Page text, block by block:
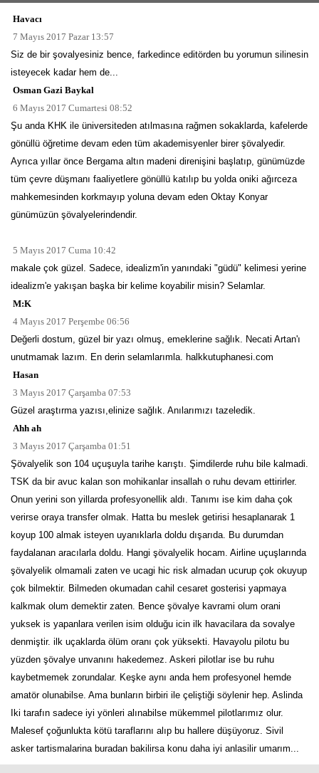
Havacı
7 Mayıs 2017 Pazar 13:57
Siz de bir şovalyesiniz bence, farkedince editörden bu yorumun silinesin
isteyecek kadar hem de...
Osman Gazi Baykal
6 Mayıs 2017 Cumartesi 08:52
Şu anda KHK ile üniversiteden atılmasına rağmen sokaklarda, kafelerde
gönüllü öğretime devam eden tüm akademisyenler birer şövalyedir.
Ayrıca yıllar önce Bergama altın madeni direnişini başlatıp, günümüzde
tüm çevre düşmanı faaliyetlere gönüllü katılıp bu yolda oniki ağırceza
mahkemesinden korkmayıp yoluna devam eden Oktay Konyar
günümüzün şövalyelerindendir.
5 Mayıs 2017 Cuma 10:42
makale çok güzel. Sadece, idealizm'in yanındaki "güdü" kelimesi yerine
idealizm'e yakışan başka bir kelime koyabilir misin? Selamlar.
M:K
4 Mayıs 2017 Perşembe 06:56
Değerli dostum, güzel bir yazı olmuş, emeklerine sağlık. Necati Artan'ı
unutmamak lazım. En derin selamlarımla. halkkutuphanesi.com
Hasan
3 Mayıs 2017 Çarşamba 07:53
Güzel araştırma yazısı,elinize sağlık. Anılarımızı tazeledik.
Ahh ah
3 Mayıs 2017 Çarşamba 01:51
Şövalyelik son 104 uçuşuyla tarihe karıştı. Şimdilerde ruhu bile kalmadi.
TSK da bir avuc kalan son mohikanlar insallah o ruhu devam ettirirler.
Onun yerini son yillarda profesyonellik aldı. Tanımı ise kim daha çok
verirse oraya transfer olmak. Hatta bu meslek getirisi hesaplanarak 1
koyup 100 almak isteyen uyanıklarla doldu dışarıda. Bu durumdan
faydalanan aracılarla doldu. Hangi şövalyelik hocam. Airline uçuşlarında
şövalyelik olmamali zaten ve ucagi hic risk almadan ucurup çok okuyup
çok bilmektir. Bilmeden okumadan cahil cesaret gosterisi yapmaya
kalkmak olum demektir zaten. Bence şövalye kavrami olum orani
yuksek is yapanlara verilen isim olduğu icin ilk havacilara da sovalye
denmiştir. ilk uçaklarda ölüm oranı çok yüksekti. Havayolu pilotu bu
yüzden şövalye unvanını hakedemez. Askeri pilotlar ise bu ruhu
kaybetmemek zorundalar. Keşke aynı anda hem profesyonel hemde
amatör olunabilse. Ama bunların birbiri ile çeliştiği söylenir hep. Aslinda
Iki tarafın sadece iyi yönleri alınabilse mükemmel pilotlarımız olur.
Malesef çoğunlukta kötü taraflarını alıp bu hallere düşüyoruz. Sivil
asker tartismalarina buradan bakilirsa konu daha iyi anlasilir umarım...